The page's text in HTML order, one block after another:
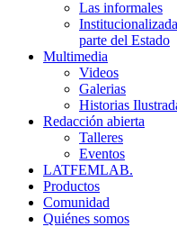
Las informales
parte del Estado
Multimedia
Videos
Galerias
Historias
Redacción abierta
Talleres
Eventos
LATFEMLAB.
Productos
Comunidad
Quiénes somos